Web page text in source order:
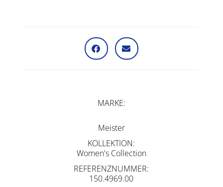
MARKE
Meister
KOLLEKTION
Women's Collection
REFERENZNUMMER
150.4969.00